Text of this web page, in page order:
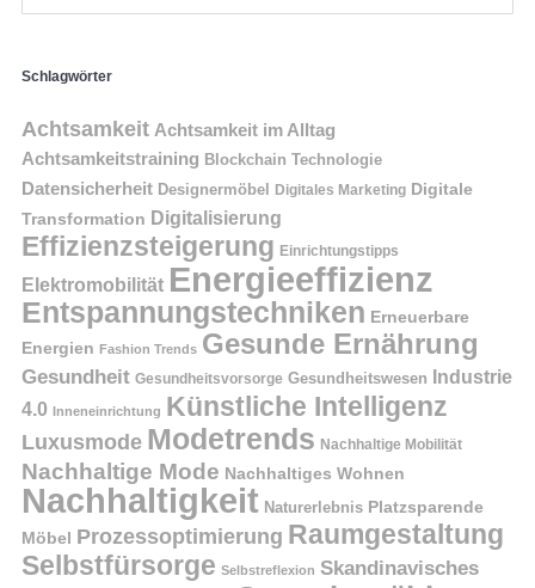
Schlagwörter
Achtsamkeit Achtsamkeit im Alltag
Achtsamkeitstraining Blockchain Technologie
Datensicherheit Designermöbel Digitales Marketing Digitale
Transformation Digitalisierung
Effizienzsteigerung Einrichtungstipps
Elektromobilität Energieeffizienz
Entspannungstechniken Erneuerbare
Energien Fashion Trends Gesunde Ernährung
Gesundheit Gesundheitsvorsorge Gesundheitswesen Industrie
4.0 Inneneinrichtung Künstliche Intelligenz
Luxusmode Modetrends Nachhaltige Mobilität
Nachhaltige Mode Nachhaltiges Wohnen
Nachhaltigkeit Naturerlebnis Platzsparende
Möbel Prozessoptimierung Raumgestaltung
Selbstfürsorge Selbstreflexion Skandinavisches